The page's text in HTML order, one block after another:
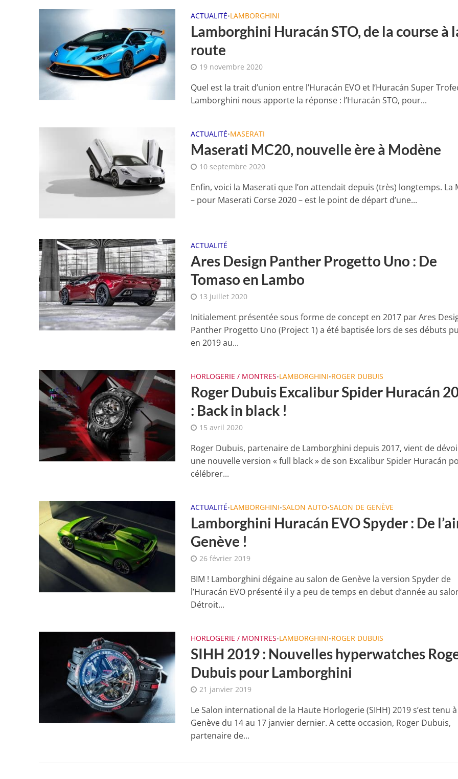
ACTUALITÉ•LAMBORGHINI
Lamborghini Huracán STO, de la course à
route
19 novembre 2020
Quel est la trait d’union entre l’Huracán EVO et l’Huracán Super
Lamborghini nous apporte la réponse : l’Huracán STO, pour...
ACTUALITÉ•MASERATI
Maserati MC20, nouvelle ère à Modène
10 septembre 2020
Enfin, voici la Maserati que l’on attendait depuis (très) longtemps. La
– pour Maserati Corse 2020 – est le point de départ d’une...
ACTUALITÉ
Ares Design Panther Progetto Uno : De
Tomaso en Lambo
13 juillet 2020
Initialement présentée sous forme de concept en 2017 par Ares
Panther Progetto Uno (Project 1) a été baptisée lors de ses débuts
en 2019 au...
HORLOGERIE / MONTRES•LAMBORGHINI•ROGER DUBUIS
Roger Dubuis Excalibur Spider Huracán
: Back in black !
15 avril 2020
Roger Dubuis, partenaire de Lamborghini depuis 2017, vient de
une nouvelle version « full black » de son Excalibur Spider Huracán
célébrer...
ACTUALITÉ•LAMBORGHINI•SALON AUTO•SALON DE GENÈVE
Lamborghini Huracán EVO Spyder : De
Genève !
26 février 2019
BIM ! Lamborghini dégaine au salon de Genève la version Spyder de
l’Huracán EVO présenté il y a peu de temps en debut d’année au
Détroit...
HORLOGERIE / MONTRES•LAMBORGHINI•ROGER DUBUIS
SIHH 2019 : Nouvelles hyperwatches
Dubuis pour Lamborghini
21 janvier 2019
Le Salon international de la Haute Horlogerie (SIHH) 2019 s’est tenu à
Genève du 14 au 17 janvier dernier. A cette occasion, Roger Dubuis,
partenaire de...